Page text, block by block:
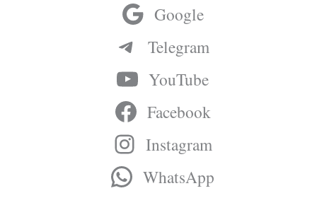
Google
Telegram
YouTube
Facebook
Instagram
WhatsApp